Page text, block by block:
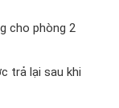
cho phòng 2
trả lại sau khi